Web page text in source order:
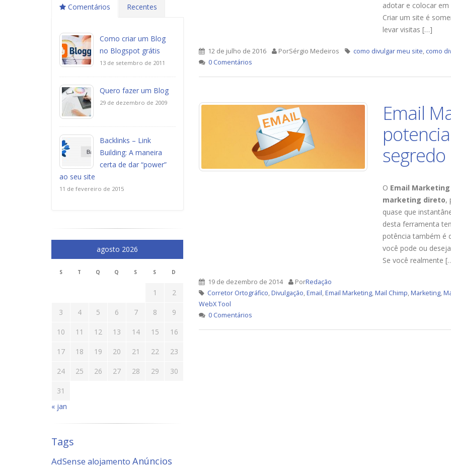
Comentários Recentes
Como criar um Blog
no Blogspot grátis
13 de setembro de 2011
Quero fazer um Blog
29 de dezembro de 2009
Backlinks – Link
Building: A maneira
certa de dar “power”
ao seu site
11 de fevereiro de 2015
agosto 2026
S T Q Q S S D
1 2
3 4 5 6 7 8 9
10 11 12 13 14 15 16
17 18 19 20 21 22 23
24 25 26 27 28 29 30
31
« jan
Tags
AdSense alojamento Anúncios
adotar e colocar
Criar um site é
levar visitas […]
12 de julho de 2016 PorSérgio Medeiros como divulgar meu site, como
0 Comentários
Email
segredo
O Email Marketing
marketing direto,
quase que
desta ferramenta
potência também é
você pode ou
Se você realmente
19 de dezembro de 2014 PorRedação
Corretor Ortográfico,Divulgação,Email,Email Marketing,Mail Chimp,Marketing,
WebX Tool
0 Comentários